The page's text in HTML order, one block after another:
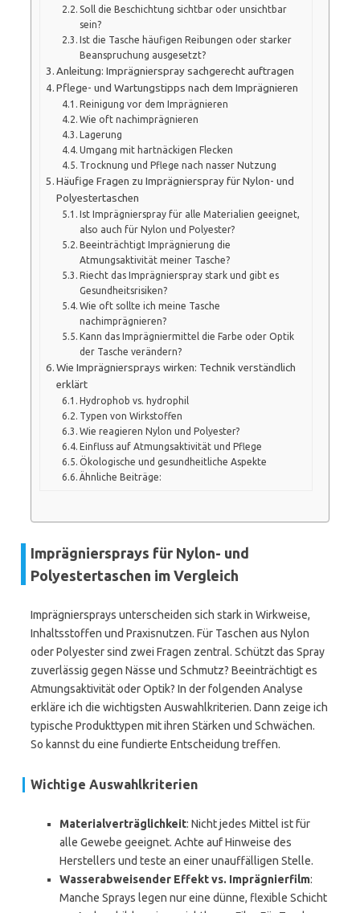
Soll die Beschichtung sichtbar oder unsichtbar
sein?
Ist die Tasche häufigen Reibungen oder starker
Beanspruchung ausgesetzt?
Anleitung: Imprägnierspray sachgerecht auftragen
Pflege- und Wartungstipps nach dem Imprägnieren
Reinigung vor dem Imprägnieren
Wie oft nachimprägnieren
Lagerung
Umgang mit hartnäckigen Flecken
Trocknung und Pflege nach nasser Nutzung
Häufige Fragen zu Imprägnierspray für Nylon- und
Polyestertaschen
Ist Imprägnierspray für alle Materialien geeignet,
also auch für Nylon und Polyester?
Beeinträchtigt Imprägnierung die
Atmungsaktivität meiner Tasche?
Riecht das Imprägnierspray stark und gibt es
Gesundheitsrisiken?
Wie oft sollte ich meine Tasche
nachimprägnieren?
Kann das Imprägniermittel die Farbe oder Optik
der Tasche verändern?
Wie Imprägniersprays wirken: Technik verständlich
erklärt
Hydrophob vs. hydrophil
Typen von Wirkstoffen
Wie reagieren Nylon und Polyester?
Einfluss auf Atmungsaktivität und Pflege
Ökologische und gesundheitliche Aspekte
Ähnliche Beiträge:
Imprägniersprays für Nylon- und
Polyestertaschen im Vergleich
Imprägniersprays unterscheiden sich stark in Wirkweise,
Inhaltsstoffen und Praxisnutzen. Für Taschen aus Nylon
oder Polyester sind zwei Fragen zentral. Schützt das Spray
zuverlässig gegen Nässe und Schmutz? Beeinträchtigt es
Atmungsaktivität oder Optik? In der folgenden Analyse
erkläre ich die wichtigsten Auswahlkriterien. Dann zeige ich
typische Produkttypen mit ihren Stärken und Schwächen.
So kannst du eine fundierte Entscheidung treffen.
Wichtige Auswahlkriterien
Materialverträglichkeit: Nicht jedes Mittel ist für
alle Gewebe geeignet. Achte auf Hinweise des
Herstellers und teste an einer unauffälligen Stelle.
Wasserabweisender Effekt vs. Imprägnierfilm:
Manche Sprays legen nur eine dünne, flexible Schicht